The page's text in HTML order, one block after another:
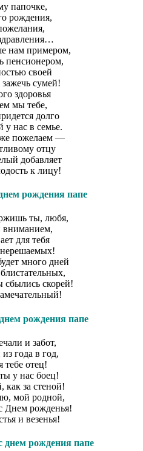
папочке,
рождения,
нам примером,
пенсионером,
своей
сумей!
здоровья
мы тебе,
долго
у нас в семье.
пожелаем —
отцу
добавляет
к лицу!
рождения папе
ты, любя,
вниманием,
для тебя
много дней
сбылись скорей!
рождения папе
и забот,
года в год,
тебе отец!
у нас боец!
как за стеной!
мой родной,
Днем рожденья!
и везенья!
днем рождения папе